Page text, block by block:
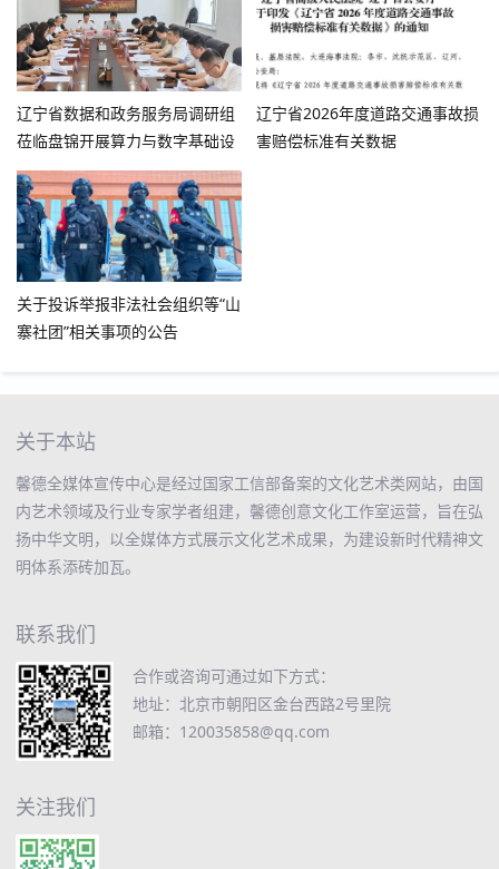
辽宁省数据和政务服务局调研组
莅临盘锦开展算力与数字基础设
施专题调研
辽宁省2026年度道路交通事故损
害赔偿标准有关数据
关于投诉举报非法社会组织等“山
寨社团”相关事项的公告
关于本站
馨德全媒体宣传中心是经过国家工信部备案的文化艺术类网站，由国
内艺术领域及行业专家学者组建，馨德创意文化工作室运营，旨在弘
扬中华文明，以全媒体方式展示文化艺术成果，为建设新时代精神文
明体系添砖加瓦。
联系我们
合作或咨询可通过如下方式：
地址：北京市朝阳区金台西路2号里院
邮箱：120035858@qq.com
关注我们